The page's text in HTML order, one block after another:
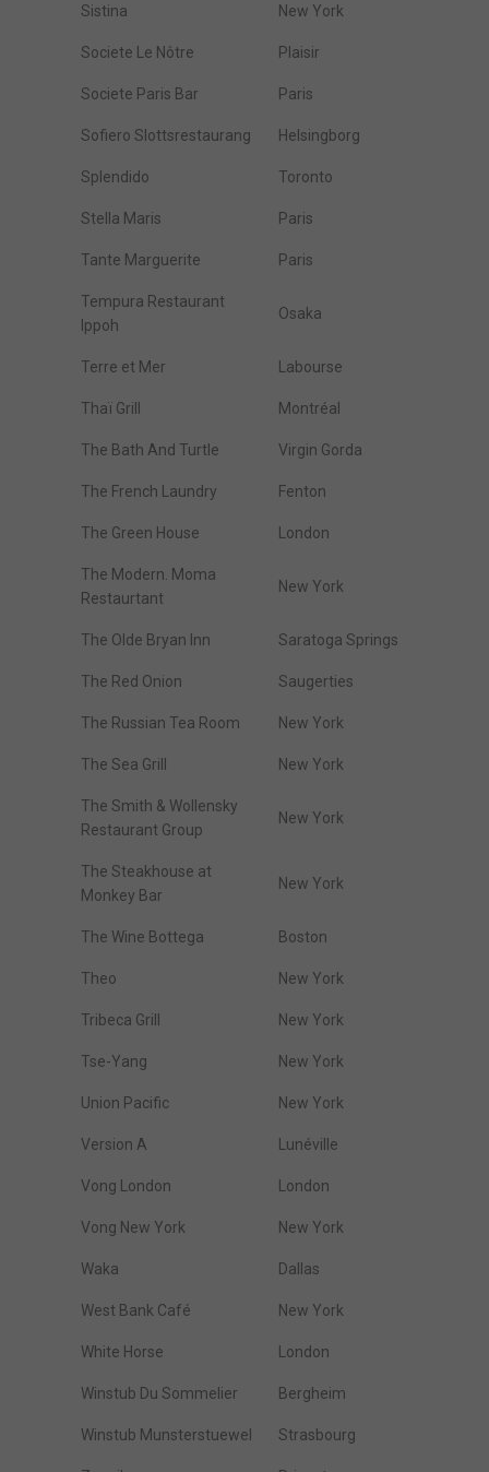
Sistina New York
Societe Le Nôtre Plaisir
Societe Paris Bar Paris
Sofiero Slottsrestaurang Helsingborg
Splendido Toronto
Stella Maris Paris
Tante Marguerite Paris
Tempura Restaurant
Ippoh
Osaka
Terre et Mer Labourse
Thaï Grill Montréal
The Bath And Turtle Virgin Gorda
The French Laundry Fenton
The Green House London
The Modern. Moma
Restaurtant
New York
The Olde Bryan Inn Saratoga Springs
The Red Onion Saugerties
The Russian Tea Room New York
The Sea Grill New York
The Smith & Wollensky
Restaurant Group
New York
The Steakhouse at
Monkey Bar
New York
The Wine Bottega Boston
Theo New York
Tribeca Grill New York
Tse-Yang New York
Union Pacific New York
Version A Lunéville
Vong London London
Vong New York New York
Waka Dallas
West Bank Café New York
White Horse London
Winstub Du Sommelier Bergheim
Winstub Munsterstuewel Strasbourg